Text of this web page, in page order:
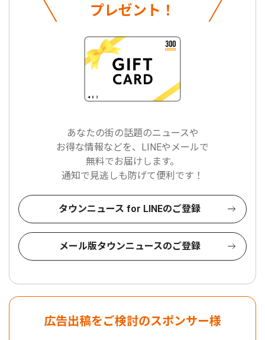
プレゼント！
あなたの街の話題のニュースや
お得な情報などを、LINEやメールで
無料でお届けします。
通知で見逃しも防げて便利です！
タウンニュース for LINEのご登録
メール版タウンニュースのご登録
広告出稿をご検討のスポンサー様